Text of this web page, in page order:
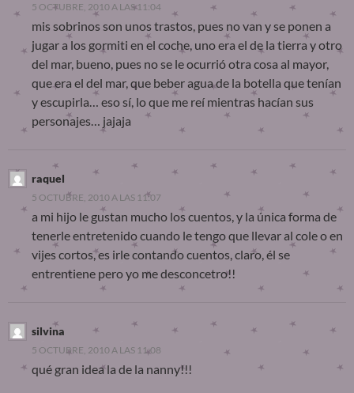
5 OCTUBRE, 2010 A LAS 11:04
mis sobrinos son unos trastos, pues no van y se ponen a
jugar a los gormiti en el coche, uno era el de la tierra y otro
del mar, bueno, pues no se le ocurrió otra cosa al mayor,
que era el del mar, que beber agua de la botella que tenían
y escupirla… eso sí, lo que me reí mientras hacían sus
personajes… jajaja
raquel
5 OCTUBRE, 2010 A LAS 11:07
a mi hijo le gustan mucho los cuentos, y la única forma de
tenerle entretenido cuando le tengo que llevar al cole o en
vijes cortos, es irle contando cuentos, claro, él se
entrentiene pero yo me desconcetro!!
silvina
5 OCTUBRE, 2010 A LAS 11:08
qué gran idea la de la nanny!!!